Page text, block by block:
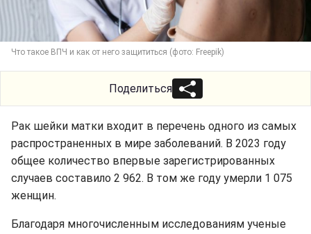
Что такое ВПЧ и как от него защититься (фото: Freepik)
Поделиться
Рак шейки матки входит в перечень одного из самых
распространенных в мире заболеваний. В 2023 году
общее количество впервые зарегистрированных
случаев составило 2 962. В том же году умерли 1 075
женщин.
Благодаря многочисленным исследованиям ученые